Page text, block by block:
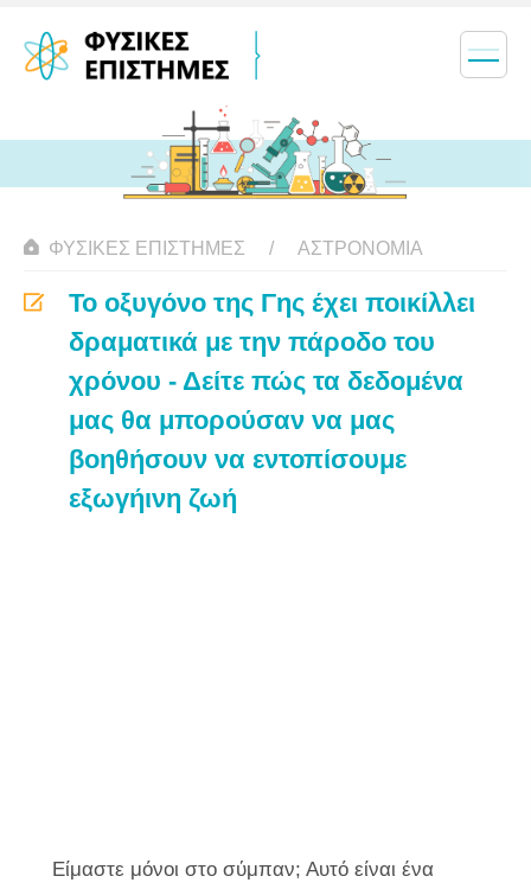
ΦΥΣΙΚΈΣ ΕΠΙΣΤΉΜΕΣ ΑΣΤΡΟΝΟΜΊΑ
Το οξυγόνο της Γης έχει ποικίλλει
δραματικά με την πάροδο του
χρόνου - Δείτε πώς τα δεδομένα
μας θα μπορούσαν να μας
βοηθήσουν να εντοπίσουμε
εξωγήινη ζωή
Είμαστε μόνοι στο σύμπαν; Αυτό είναι ένα